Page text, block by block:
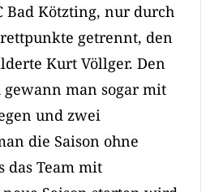
Bad Kötzting, nur durch
getrennt, den
Kurt Völlger. Den
man sogar mit
und zwei
die Saison ohne
das Team mit